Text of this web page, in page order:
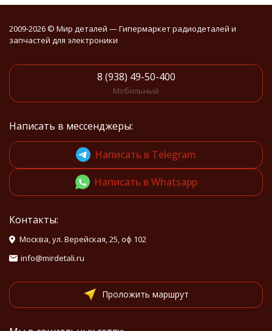
2009-2026 © Мир деталей — Гипермаркет радиодеталей и
запчастей для электроники
8 (938) 49-50-400
Мобильный
Написать в мессенджеры:
Написать в Telegram
Написать в Whatsapp
Контакты:
Москва, ул. Верейская, 25, оф 102
info@mirdetali.ru
Проложить маршрут